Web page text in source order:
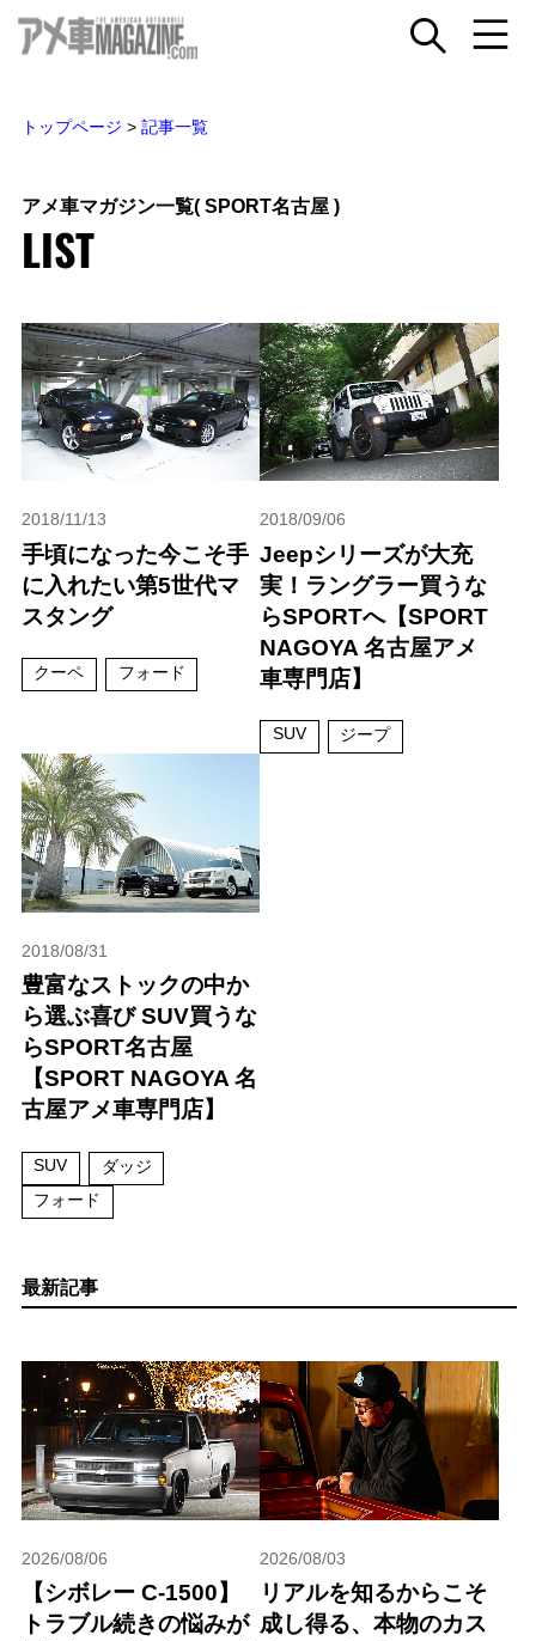
トップページ > 記事一覧
アメ車マガジン一覧( SPORT名古屋 )
LIST
2018/11/13
手頃になった今こそ手
に入れたい第5世代マ
スタング
クーペ フォード
2018/09/06
Jeepシリーズが大充
実！ラングラー買うな
らSPORTへ【SPORT
NAGOYA 名古屋アメ
車専門店】
SUV ジープ
2018/08/31
豊富なストックの中か
ら選ぶ喜び SUV買うな
らSPORT名古屋
【SPORT NAGOYA 名
古屋アメ車専門店】
SUV
ダッジ
フォード
最新記事
2026/08/06
【シボレー C-1500】
トラブル続きの悩みが
2026/08/03
リアルを知るからこそ
成し得る、本物のカス